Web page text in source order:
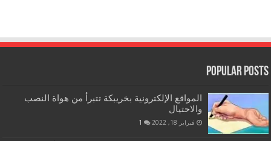
Popular Posts
المواقع الإلكترونية بخريبكة تتبرأ من هواة النصب
والاحتيال
فبراير 18, 2022 1